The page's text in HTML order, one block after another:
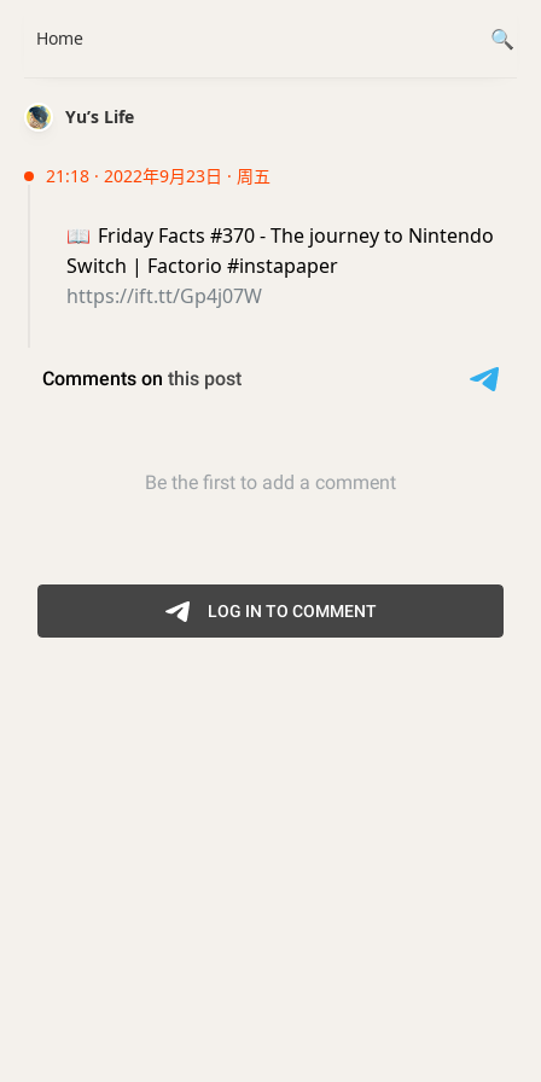
Yu’s Life
21:18 · 2022年9月23日 · 周五
📖 Friday Facts #370 - The journey to Nintendo
Switch | Factorio #instapaper
https://ift.tt/Gp4j07W
Home